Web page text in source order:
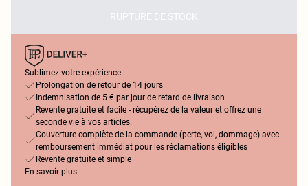
RUPTURE DE STOCK
Sublimez votre expérience
Prolongation de retour de 14 jours
Indemnisation de 5 € par jour de retard de livraison
Revente gratuite et facile - récupérez de la valeur et offrez une
seconde vie à vos articles.
Couverture complète de la commande (perte, vol, dommage) avec
remboursement immédiat pour les réclamations éligibles
Revente gratuite et simple
En savoir plus